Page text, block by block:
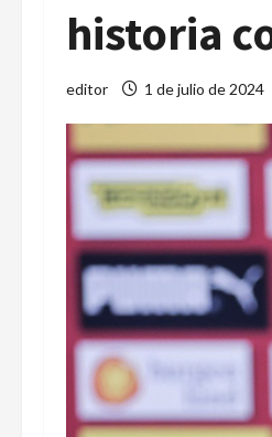
historia
editor 1 de julio de 2024